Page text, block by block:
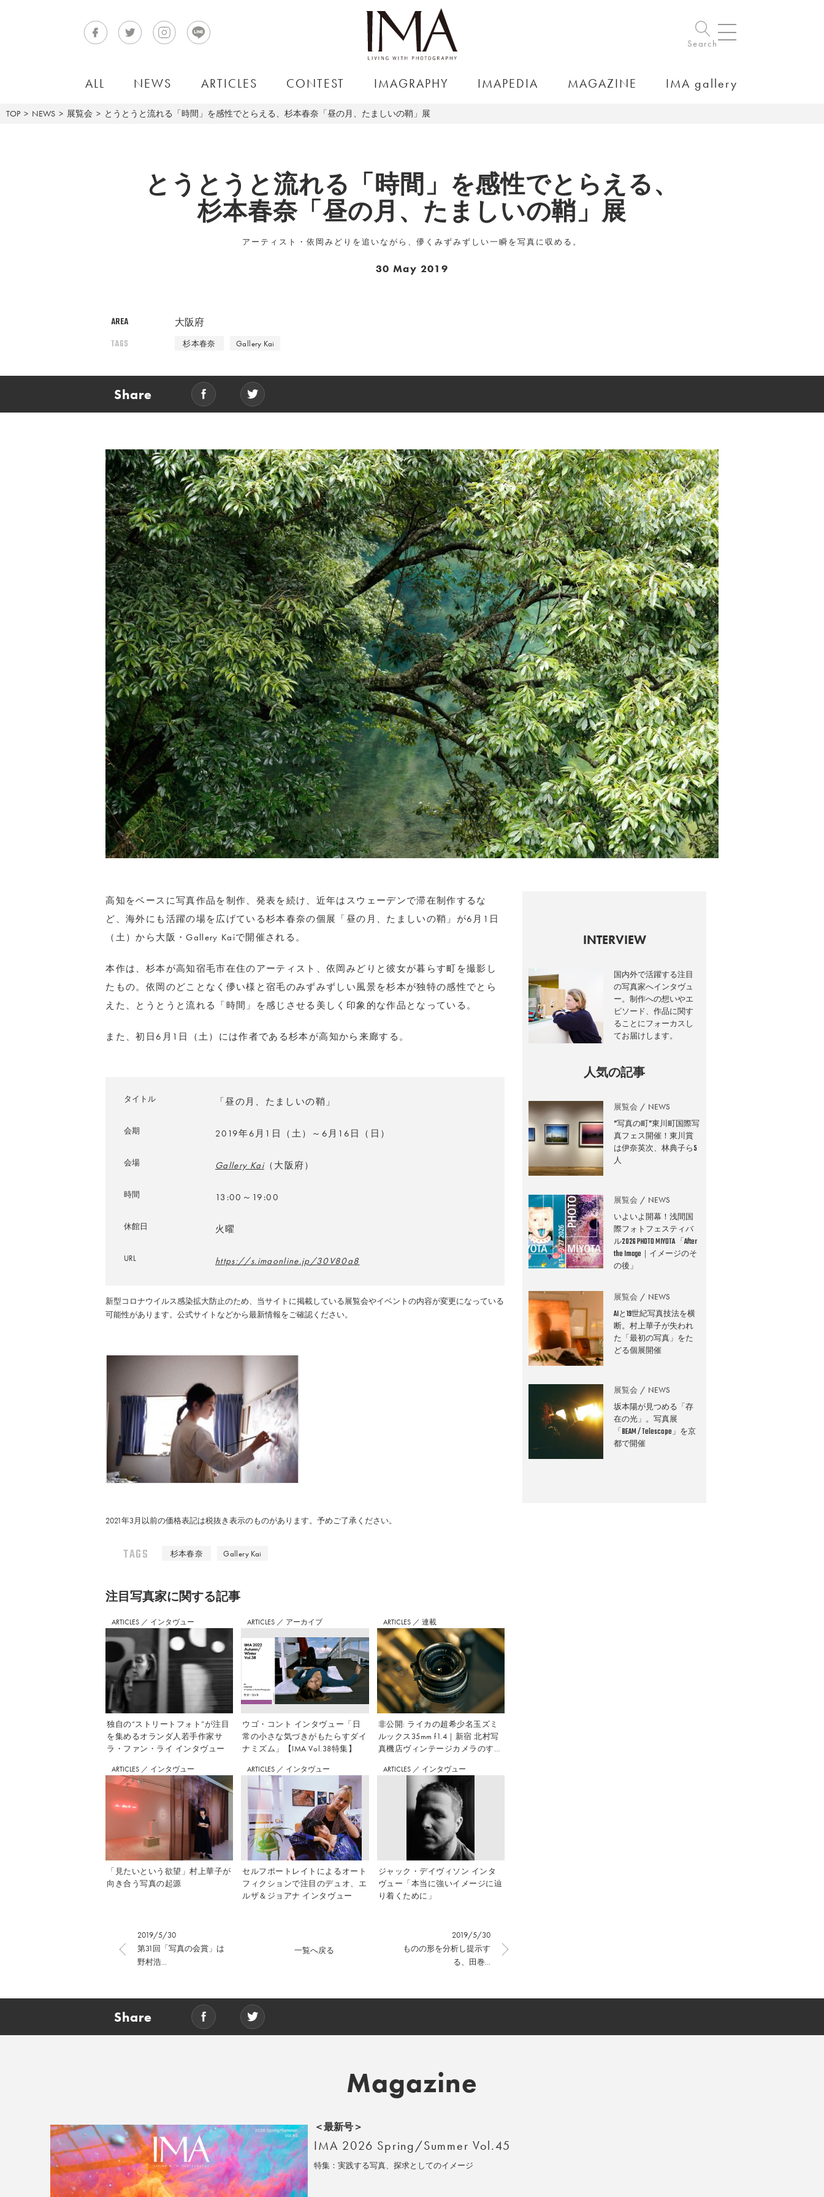
Search
ALL NEWS ARTICLES CONTEST IMAGRAPHY IMAPEDIA MAGAZINE IMA gallery
TOP NEWS 展覧会 とうとうと流れる「時間」を感性でとらえる、杉本春奈「昼の月、たましいの鞘」展
とうとうと流れる「時間」を感性でとらえる、
杉本春奈「昼の月、たましいの鞘」展
アーティスト・依岡みどりを追いながら、儚くみずみずしい一瞬を写真に収める。
30 May 2019
AREA 大阪府
TAGS 杉本春奈 Gallery Kai
Share
高知をベースに写真作品を制作、発表を続け、近年はスウェーデンで滞在制作するな
ど、海外にも活躍の場を広げている杉本春奈の個展「昼の月、たましいの鞘」が6月 1 日
（土）から大阪・Gallery Kaiで開催される。
本作は、杉本が高知宿毛市在住のアーティスト、依岡みどりと彼女が暮らす町を撮影し
たもの。依岡のどことなく儚い様と宿毛のみずみずしい風景を杉本が独特の感性でとら
えた、とうとうと流れる「時間」を感じさせる美しく印象的な作品となっている。
また、初日6 月 1 日（土）には作者である杉本が高知から来廊する。
タイトル 「昼の月、たましいの鞘」
会期 2019年6月1日（土）～6月16日（日）
会場 Gallery Kai（大阪府）
時間 13:00～19:00
休館日 火曜
URL https://s.imaonline.jp/30V80a8
新型コロナウイルス感染拡大防止のため、当サイトに掲載している展覧会やイベントの内容が変更になっている
可能性があります。公式サイトなどから最新情報をご確認ください。
2021年3月以前の価格表記は税抜き表示のものがあります。予めご了承ください。
TAGS 杉本春奈 Gallery Kai
注⽬写真家に関する記事
ARTICLES ／ インタヴュー
独自の“ストリートフォト”が注目
を集めるオランダ人若手作家サ
ラ・ファン・ライ インタヴュー
ARTICLES ／ アーカイブ
ウゴ・コント インタヴュー「日
常の小さな気づきがもたらすダイ
ナミズム」【IMA Vol.38特集】
ARTICLES ／ 連載
非公開: ライカの超希少名玉ズミ
ルックス35mm f1.4｜新宿 北村写
真機店ヴィンテージカメラのすす
ARTICLES ／ インタヴュー
「見たいという欲望」村上華子が
向き合う写真の起源
ARTICLES ／ インタヴュー
セルフポートレイトによるオート
フィクションで注目のデュオ、エ
ルザ＆ジョアナ インタヴュー
ARTICLES ／ インタヴュー
ジャック・デイヴィソン インタ
ヴュー「本当に強いイメージに辿
り着くために」
2019/5/30
第31回「写真の会賞」は
野村浩...
2019/5/30
ものの形を分析し提示す
る、田巻...
一覧へ戻る
INTERVIEW
国内外で活躍する注目
の写真家へインタヴュ
ー。制作への想いやエ
ピソード、作品に関す
ることにフォーカスし
てお届けします。
人気の記事
展覧会 NEWS
”写真の町”東川町国際写
真フェス開催！東川賞
は伊奈英次、林典子ら5
人
展覧会 NEWS
いよいよ開幕！浅間国
際フォトフェスティバ
ル2026 PHOTO MIYOTA 「After
the Image｜イメージのそ
の後」
展覧会 NEWS
AIと19世紀写真技法を横
断。村上華子が失われ
た「最初の写真」をた
どる個展開催
展覧会 NEWS
坂本陽が見つめる「存
在の光」。写真展
「BEAM / Telescope」を京
都で開催
Share
Magazine
＜最新号＞
IMA 2026 Spring/Summer Vol.45
特集：実践する写真、探求としてのイメージ